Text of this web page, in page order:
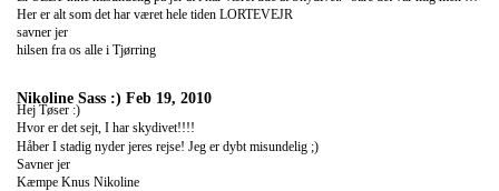
Her er alt som det har været hele tiden LORTEVEJR
savner jer
hilsen fra os alle i Tjørring
Nikoline Sass :) Feb 19, 2010
Hej Tøser :)
Hvor er det sejt, I har skydivet!!!!
Håber I stadig nyder jeres rejse! Jeg er dybt misundelig ;)
Savner jer
Kæmpe Knus Nikoline